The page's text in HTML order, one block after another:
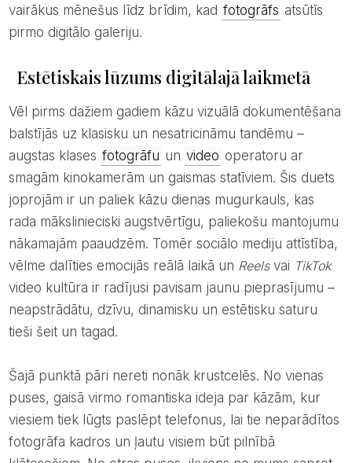
vairākus mēnešus līdz brīdim, kad fotogrāfs atsūtīs
pirmo digitālo galeriju.
Estētiskais lūzums digitālajā laikmetā
Vēl pirms dažiem gadiem kāzu vizuālā dokumentēšana
balstījās uz klasisku un nesatricināmu tandēmu –
augstas klases fotogrāfu un video operatoru ar
smagām kinokamerām un gaismas statīviem. Šis duets
joprojām ir un paliek kāzu dienas mugurkauls, kas
rada mākslinieciski augstvērtīgu, paliekošu mantojumu
nākamajām paaudzēm. Tomēr sociālo mediju attīstība,
vēlme dalīties emocijās reālā laikā un Reelsvai TikTok
video kultūra ir radījusi pavisam jaunu pieprasījumu –
neapstrādātu, dzīvu, dinamisku un estētisku saturu
tieši šeit un tagad.
Šajā punktā pāri nereti nonāk krustcelēs. No vienas
puses, gaisā virmo romantiska ideja par kāzām, kur
viesiem tiek lūgts paslēpt telefonus, lai tie neparādītos
fotogrāfa kadros un ļautu visiem būt pilnībā